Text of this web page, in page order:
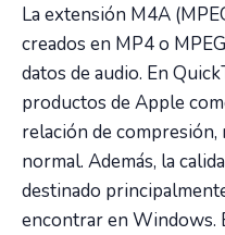
La extensión M4A
creados en MP4 o
datos de audio. En
productos de Apple
relación de
normal. Además, la
destinado
encontrar en Windows.